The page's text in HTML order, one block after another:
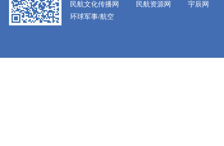
民航文化传播网
民航资源网
宇辰网
环球军事/航空